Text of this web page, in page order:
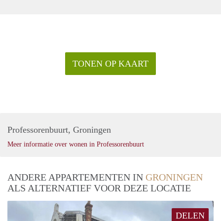
huurovereenkomst staan. Het tweede bruto inkomen telt ook
TONEN OP KAART
Professorenbuurt, Groningen
Meer informatie over wonen in Professorenbuurt
ANDERE APPARTEMENTEN IN GRONINGEN
ALS ALTERNATIEF VOOR DEZE LOCATIE
DELEN